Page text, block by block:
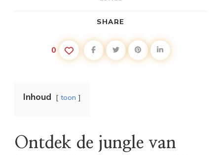
SHARE
0
Inhoud toon
Ontdek de jungle van